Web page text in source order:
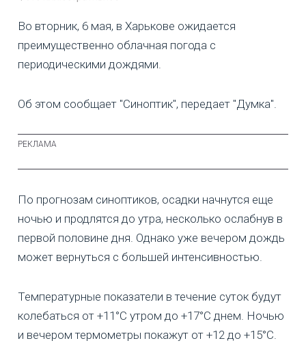
Во вторник, 6 мая, в Харькове ожидается
преимущественно облачная погода с
периодическими дождями.
Об этом сообщает "Синоптик", передает "Думка".
По прогнозам синоптиков, осадки начнутся еще
ночью и продлятся до утра, несколько ослабнув в
первой половине дня. Однако уже вечером дождь
может вернуться с большей интенсивностью.
Температурные показатели в течение суток будут
колебаться от +11°C утром до +17°C днем. Ночью
и вечером термометры покажут от +12 до +15°C.